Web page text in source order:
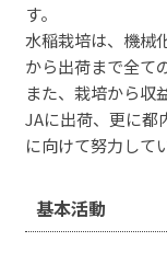
す。
水稲栽培は、機械
から出荷まで全て
また、栽培から収
JAに出荷、更に都
に向けて努力して
基本活動